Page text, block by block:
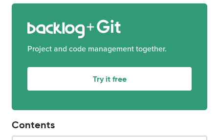
Git
Project and code management together.
Try it free
Contents